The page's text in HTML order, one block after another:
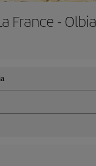
France - Olbia